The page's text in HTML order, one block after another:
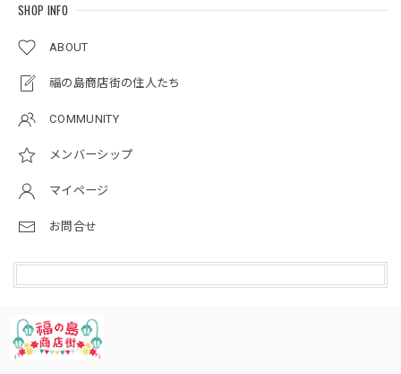
SHOP INFO
ABOUT
福の島商店街の住人たち
COMMUNITY
メンバーシップ
マイページ
お問合せ